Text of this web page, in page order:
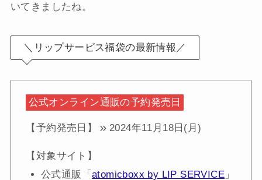
いてきましたね。
＼リップサービス福袋の最新情報／
公式オンライン通販の予約発売日
【予約発売日】 2024年11月18日(月)
【対象サイト】
公式通販「 atomicboxx by LIP SERVICE 」